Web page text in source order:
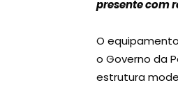
presente com
O
o Governo da
estrutura